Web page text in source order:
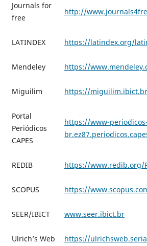
Journals for
free
http://
LATINDEX https://latindex.org/
Mendeley https://
Miguilim https://
Portal
Periódicos
CAPES
https://www-
REDIB https://www.redib.org/
SCOPUS https://
SEER/IBICT www.seer.ibict.br
Ulrich’s Web https://